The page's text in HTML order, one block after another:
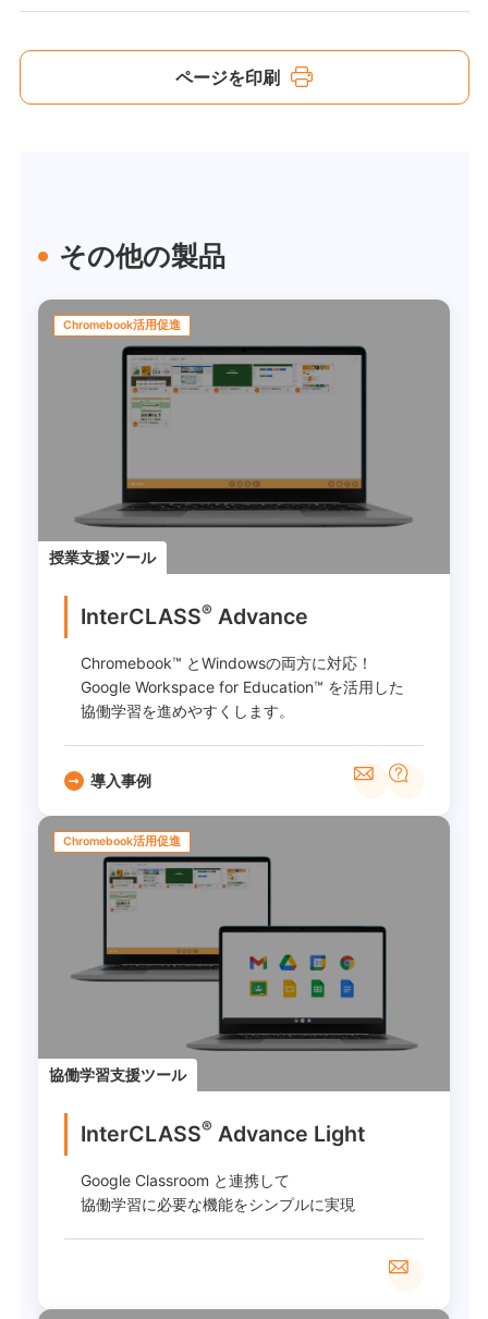
ページを印刷
その他の製品
Chromebook活用促進
授業支援ツール
InterCLASS® Advance
Chromebook™ とWindowsの両方に対応！
Google Workspace for Education™ を活用した
協働学習を進めやすくします。
導入事例
Chromebook活用促進
協働学習支援ツール
InterCLASS® ︎ Advance Light
Google Classroom と連携して
協働学習に必要な機能をシンプルに実現